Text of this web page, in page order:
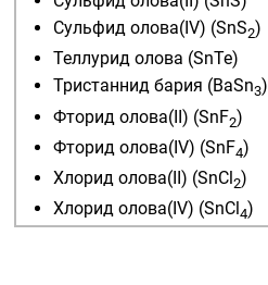
Сульфид олова(IV) (SnS2)
Теллурид олова (SnTe)
Тристаннид бария (BaSn3)
Фторид олова(II) (SnF2)
Фторид олова(IV) (SnF4)
Хлорид олова(II) (SnCl2)
Хлорид олова(IV) (SnCl 4)